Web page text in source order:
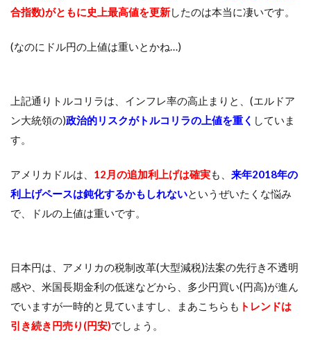
合指数)がともに史上最高値を更新したのは本当に凄いです。
(なのにドル円の上値は重いとかね…)
上記通りトルコリラは、インフレ率の高止まりと、(エルドア
ン大統領の)政治的リスクがトルコリラの上値を重く していま
す。
アメリカドルは、 12月の追加利上げは確実も、 来年2018年の
利上げペースは鈍化するかもしれないというぜいたくな悩み
で、ドルの上値は重いです。
日本円は、アメリカの税制改革(大型減税)法案の先行き不透明
感や、米国長期金利の低迷などから、多少円買い(円高)が進ん
でいますが一時的と見ていますし、まあこちらも トレンドは
引き続き円売り(円安)でしょう。